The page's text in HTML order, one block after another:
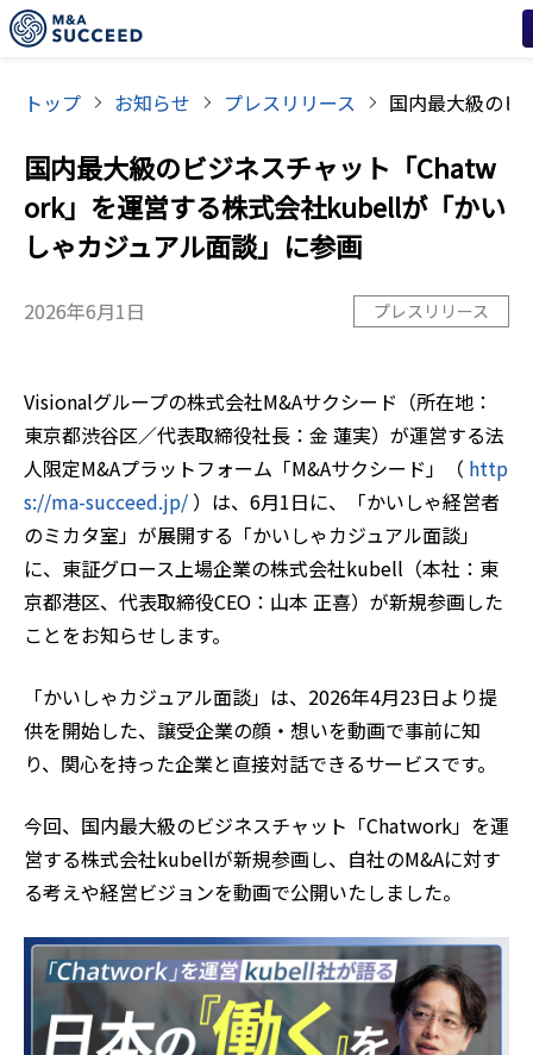
トップ お知らせ プレスリリース
国内最大級のビジネスチャット「Chatw
ork」を運営する株式会社kubellが「かい
しゃカジュアル面談」に参画
2026年6月1日 プレスリリース
Visionalグループの株式会社M&Aサクシード（所在地：
東京都渋谷区／代表取締役社長：金 蓮実）が運営する法
人限定M&Aプラットフォーム「M&Aサクシード」（ http
s://ma-succeed.jp/ ）は、6月1日に、「かいしゃ経営者
のミカタ室」が展開する「かいしゃカジュアル面談」
に、東証グロース上場企業の株式会社kubell（本社：東
京都港区、代表取締役CEO：山本 正喜）が新規参画した
ことをお知らせします。
「かいしゃカジュアル面談」は、2026年4月23日より提
供を開始した、譲受企業の顔・想いを動画で事前に知
り、関心を持った企業と直接対話できるサービスです。
今回、国内最大級のビジネスチャット「Chatwork」を運
営する株式会社kubellが新規参画し、自社のM&Aに対す
る考えや経営ビジョンを動画で公開いたしました。